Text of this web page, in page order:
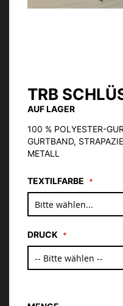
TRB
AUF LAGER
100 % POLYESTER-
GURTBAND,
METALL
TEXTILFARBE
DRUCK
Zum
Anfang
der
Bildgalerie
springen